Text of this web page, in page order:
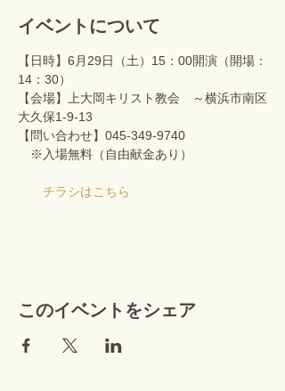
イベントについて
【日時】6月29日（土）15：00開演（開場：
14：30）
【会場】上大岡キリスト教会　～横浜市南区
大久保1-9-13
【問い合わせ】045-349-9740
※入場無料（自由献金あり）
チラシはこちら
このイベントをシェア